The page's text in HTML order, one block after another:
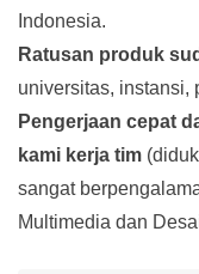
Indonesia.
Ratusan produk
universitas, instansi,
Pengerjaan cepat
kami kerja tim
sangat
Multimedia dan